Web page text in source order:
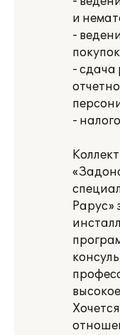
и
-
- сдача
-
Рарус»